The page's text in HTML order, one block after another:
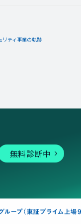
リティ事業の軌跡
無料診断中